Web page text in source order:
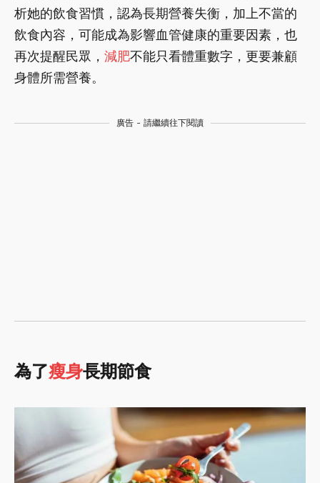
析她的飲食習慣，認為長期營養失衡，加上不當的
飲食內容，可能成為影響血管健康的重要因素，也
再次提醒民眾， 減肥不能只看體重數字，更要兼顧
身體所需營養。
廣告 - 請繼續往下閱讀
為了瘦身長期節食